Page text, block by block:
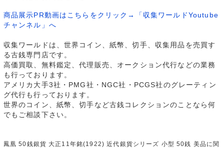
商品展示PR動画はこちらをクリック→「収集ワールドYoutube
チャンネル」へ
収集ワールドは、世界コイン、紙幣、切手、収集用品を売買す
る古銭専門店です。
高価買取、無料鑑定、代理販売、オークション代行などの業務
も行っております。
アメリカ大手3社・PMG社・NGC社・PCGS社のグレーティン
グ代行も行っております。
世界のコイン、紙幣、切手など古銭コレクションのことなら何
でもご相談下さい。
鳳凰 50銭銀貨 大正11年銘(1922) 近代銀貨シリーズ 小型 50銭 美品に関